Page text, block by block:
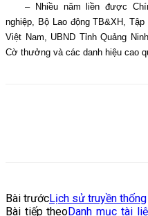
– Nhiều năm liền được
nghiệp, Bộ Lao động TB&XH,
Việt Nam, UBND Tỉnh Quảng
Cờ thưởng và các danh hiệu cao
Bài trướcLịch sử truyền thống
Bài tiếp theoDanh mục tài